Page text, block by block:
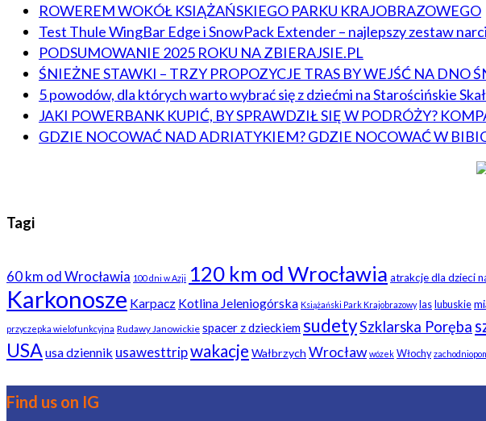
ROWEREM WOKÓŁ KSIĄŻAŃSKIEGO PARKU KRAJOBRAZOWEGO
Test Thule WingBar Edge i SnowPack Extender – najlepszy zestaw
PODSUMOWANIE 2025 ROKU NA ZBIERAJSIE.PL
ŚNIEŻNE STAWKI – TRZY PROPOZYCJE TRAS BY WEJŚĆ NA DNO
5 powodów, dla których warto wybrać się z dziećmi na Starościńskie
JAKI POWERBANK KUPIĆ, BY SPRAWDZIŁ SIĘ W PODRÓŻY?
GDZIE NOCOWAĆ NAD ADRIATYKIEM? GDZIE NOCOWAĆ W
Tagi
60 km od Wrocławia 100 dni w Azji 120 km od Wrocławia atrakcje dla dzieci
Karkonosze Karpacz Kotlina Jeleniogórska Książański Park Krajobrazowy las lubuskie
przyczepka wielofunkcyjna Rudawy Janowickie spacer z dzieckiemsudetySzklarska Poręba
USAusa dziennik usawesttripwakacje Wałbrzych Wrocław wózek Włochy
Find us on IG